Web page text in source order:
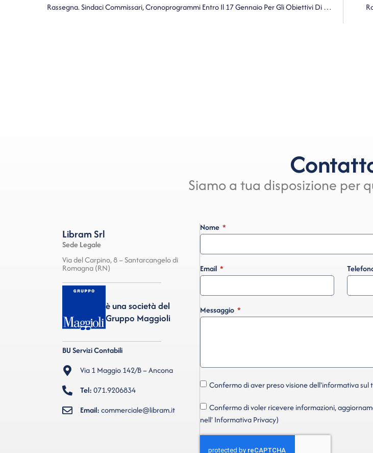
Rassegna. Sindaci Commissari, Cronoprogrammi Entro Il 17 Gennaio Per Gli Obiettivi Di Servizio Da Raggiungere Entro Il 2027
Siamo a tua disposizione per
Libram Srl
Sede Legale
Via del Carpino, 8 – Santarcangelo di
Romagna (RN)
è una società del
Gruppo Maggioli
BU Servizi Contabili
Via 1 Maggio 142/B – Ancona
Tel:071.9206834
Email:commerciale@libram.it
Nome
Email
Messaggio
Confermo di aver preso visione dell'informativa
Confermo di voler ricevere informazioni,
nell' Informativa Privacy)